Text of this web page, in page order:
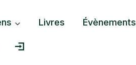
Livres Évènements